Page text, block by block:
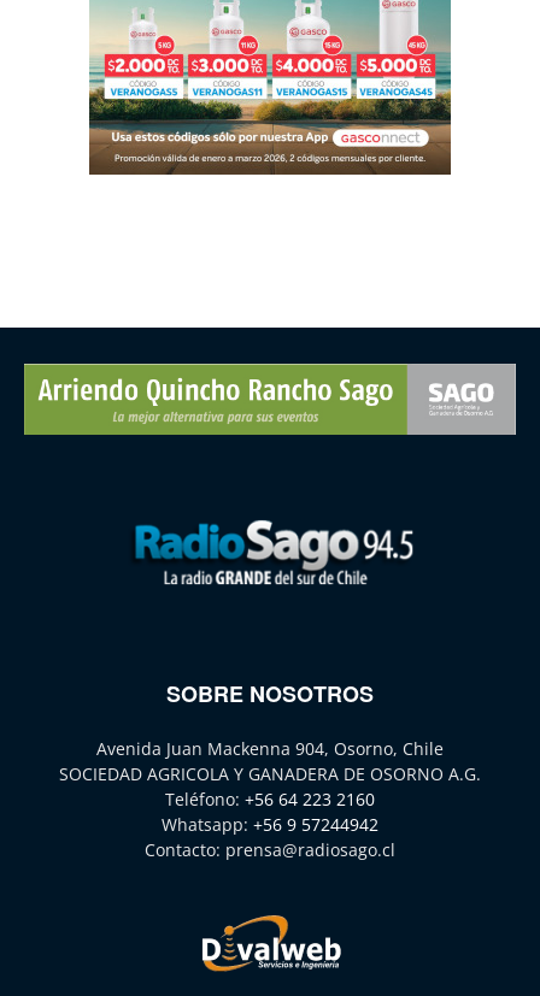
SOBRE NOSOTROS
Avenida Juan Mackenna 904, Osorno, Chile
SOCIEDAD AGRICOLA Y GANADERA DE OSORNO A.G.
Teléfono: +56 64 223 2160
Whatsapp: +56 9 57244942
Contacto: prensa@radiosago.cl